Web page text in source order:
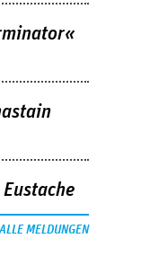
ALLE MELDUNGEN